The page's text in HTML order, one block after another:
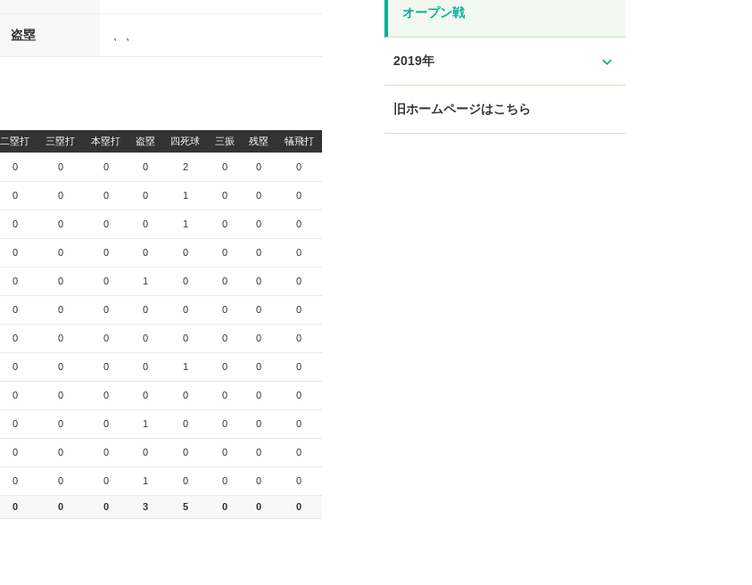
盗塁
二塁打 三塁打 本塁打 盗塁 四死球 三振 残塁 犠飛打
0 0 0 0 2 0 0 0
0 0 0 0 1 0 0 0
0 0 0 0 1 0 0 0
0 0 0 0 0 0 0 0
0 0 0 1 0 0 0 0
0 0 0 0 0 0 0 0
0 0 0 0 0 0 0 0
0 0 0 0 1 0 0 0
0 0 0 0 0 0 0 0
0 0 0 1 0 0 0 0
0 0 0 0 0 0 0 0
0 0 0 1 0 0 0 0
0 0 0 3 5 0 0 0
オープン戦
2019年 expand_more
旧ホームページはこちら